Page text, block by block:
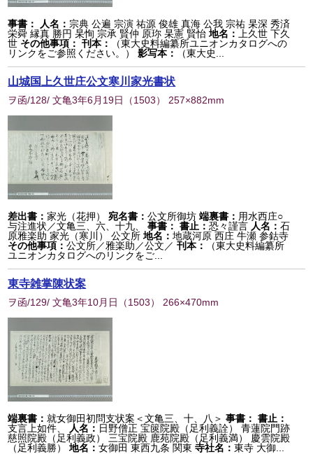
事書： 人名： 宗典 公遍 宗演 祐源 俊雄 真海 公我 宗祐 杲深 秀済
栄舜 縁真 勝円 杲恂 宗承 賢仲 原珎 杲憲 賢怡 地名：
上久世 下久
世 その他事項： 刊本：
（東大史料編纂所ユニオンカタログへの
リンクをご参照ください。）
影写本： （東大史...
山城国上久世庄公文寒川家光書状
ヲ函/128/ 文亀3年6月19日 （1503） 257×882mm
差出書：家光（花押） 宛名書：公文所御坊 端裏書： 用水西庄○
与注進状／文亀三、六、十九、
事書： 書止：恐々謹言 人名：石
原雅楽助 家光（寒川） 公文所 地名：地蔵河原 西庄 牛瀬 参鈷寺
その他事項：公文所／雅楽助／公文／刊本：
（東大史料編纂所
ユニオンカタログへのリンクをご...
東寺雑掌陳状案
ヲ函/129/ 文亀3年10月日 （1503） 266×470mm
端裏書：就女御田初問支状案＜文亀三、十、八＞ 事書： 書止：
支言上如件、
人名： 日野僧正 宝篋院殿（足利義詮） 青蓮院門跡
慈照院殿（足利義政） 三宝院殿 鹿苑院殿（足利義満） 慶雲院殿
（足利義勝）
地名：女御田 東西九条 関東 寺社名：東寺 大御...